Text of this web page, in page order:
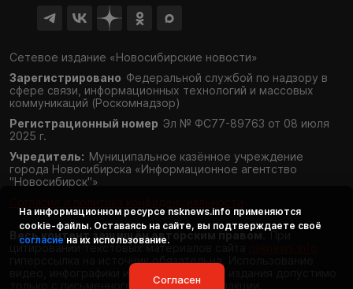
Сетевое издание «Новосибирские новости»
Зарегистрировано Федеральной службой по надзору в
сфере связи, информационных технологий и массовых
коммуникаций (Роскомнадзор)
Регистрационный номер Эл № ФС77-89763 от 08 июля
2025 г.
Учредитель: Муниципальное казённое учреждение
города Новосибирска «Информационное агентство
"Новосибирск"»
Весь контент защищён авторским правом. При
цитировании текстовых материалов сайта
гиперссылка на источник обязательна. Использование
видео, инфографики и фотоматериалов издания допустимо
только с письменного разрешения редакции.
На информационном ресурсе nsknews.info применяются
cookie-файлы. Оставаясь на сайте, вы подтверждаете своё
согласие на их использование.
Согласен